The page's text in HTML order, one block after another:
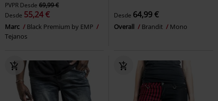
PVPR Desde 69,99 €
Desde 55,24 €
Marc
Black Premium by EMP
Tejanos
Desde 64,99 €
Overall Brandit Mono